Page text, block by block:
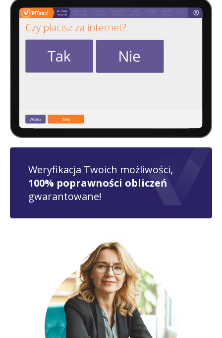
Weryfikacja Twoich możliwości,
100% poprawności obliczeń
gwarantowane!